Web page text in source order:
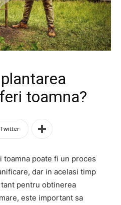
toamna?
Twitter
poate fi un proces
dar in acelasi timp
pentru obtinerea
este important sa